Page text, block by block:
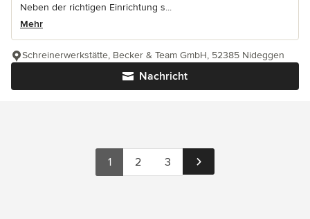
Neben der richtigen Einrichtung s...
Mehr
Nachricht
Schreinerwerkstätte, Becker & Team GmbH, 52385 Nideggen
1 2 3